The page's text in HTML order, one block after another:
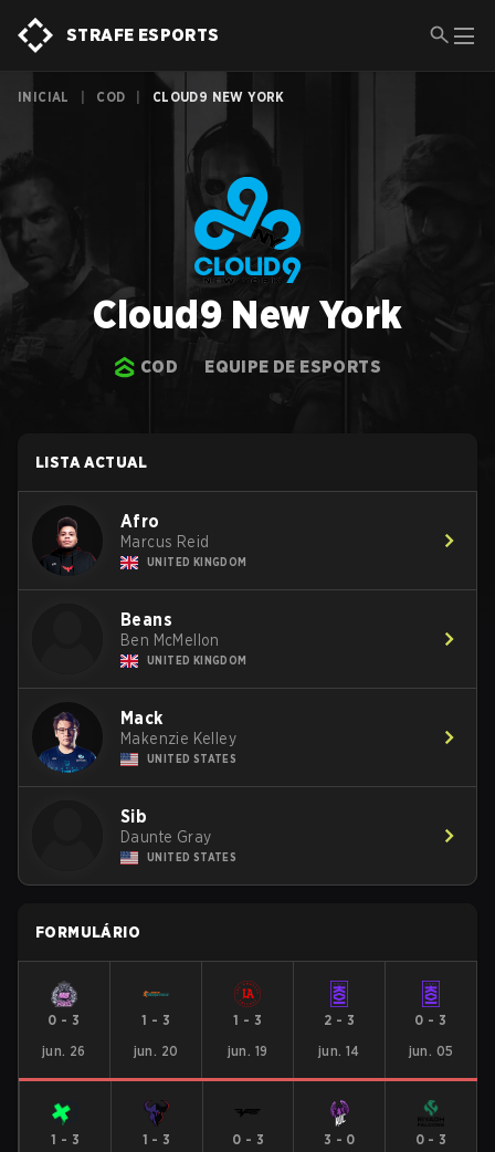
STRAFE ESPORTS
INICIAL COD CLOUD9 NEW YORK
Cloud9 New York
COD EQUIPE DE ESPORTS
LISTA ACTUAL
Afro
Marcus Reid
UNITED KINGDOM
Beans
Ben McMellon
UNITED KINGDOM
Mack
Makenzie Kelley
UNITED STATES
Sib
Daunte Gray
UNITED STATES
FORMULÁRIO
0 - 3
jun. 26
1 - 3
jun. 20
1 - 3
jun. 19
2 - 3
jun. 14
0 - 3
jun. 05
1 - 3
1 - 3
0 - 3
3 - 0
0- 3